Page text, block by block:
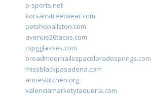
p-sports.net
korsairstreetwear.com
petshopallston.com
avenue26tacos.com
topgglasses.com
broadmoornailsspacoloradosprings.com
missblackpasadena.com
anneskitchen.org
valenciamarketytaqueria.com